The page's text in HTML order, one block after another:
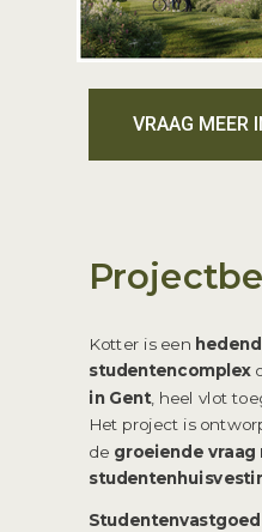
Kotter is een
studentencomplex
in Gent, heel vlot
Het project is
de groeiende
VRAAG MEER